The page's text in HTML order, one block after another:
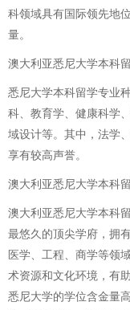
科领域具有国际领先地
量。
澳大利亚悉尼大学本科
悉尼大学本科留学专业
科、教育学、健康科学
域设计等。其中，法学
享有较高声誉。
澳大利亚悉尼大学本科
澳大利亚悉尼大学本科
最悠久的顶尖学府，拥
医学、工程、商学等领
术资源和文化环境，有
悉尼大学的学位含金量